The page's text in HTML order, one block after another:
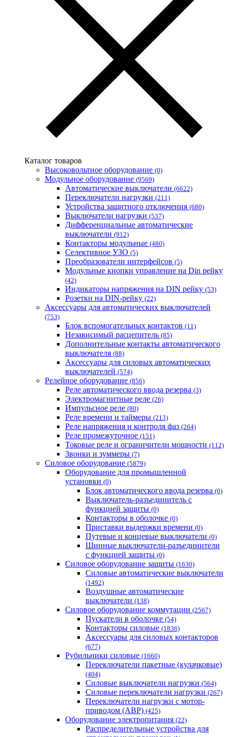
Каталог товаров
Высоковольтное оборудование (0)
Модульное оборудование (9569)
Автоматические выключатели (6622)
Переключатели нагрузки (211)
Устройства защитного отключения (680)
Выключатели нагрузки (537)
Дифференциальные автоматические
выключатели (912)
Контакторы модульные (480)
Селективное УЗО (5)
Преобразователи интерфейсов (5)
Модульные кнопки управление на Din рейку
(42)
Индикаторы напряжения на DIN рейку (53)
Розетки на DIN-рейку (22)
Аксессуары для автоматических выключателей
(753)
Блок вспомогательных контактов (11)
Независимый расцепитель (85)
Дополнительные контакты автоматического
выключателя (88)
Аксессуары для силовых автоматических
выключателей (574)
Релейное оборудование (856)
Реле автоматического ввода резерва (3)
Электромагнитные реле (26)
Импульсное реле (80)
Реле времени и таймеры (213)
Реле напряжения и контроля фаз (264)
Реле промежуточное (151)
Токовые реле и ограничители мощности (112)
Звонки и зуммеры (7)
Силовое оборудование (5879)
Оборудование для промышленной
установки (0)
Блок автоматического ввода резерва (0)
Выключатель-разъединитель с
функцией защиты (0)
Контакторы в оболочке (0)
Приставки выдержки времени (0)
Путевые и концевые выключатели (0)
Шинные выключатели-разъединители
с функцией защиты (0)
Силовое оборудование защиты (1630)
Силовые автоматические выключатели
(1492)
Воздушные автоматические
выключатели (138)
Силовое оборудование коммутации (2567)
Пускатели в оболочке (54)
Контакторы силовые (1836)
Аксессуары для силовых контакторов
(677)
Рубильники силовые (1660)
Переключатели пакетные (кулачковые)
(404)
Силовые выключатели нагрузки (564)
Cиловые переключатели нагрузки (267)
Переключатели нагрузки с мотор-
приводом (АВР) (425)
Оборудование электропитания (22)
Распределительные устройства для